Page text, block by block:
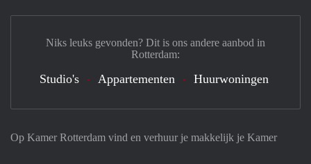
Op Kamer Rotterdam vind en verhuur je makkelijk je Kamer
Niks leuks gevonden? Dit is ons andere aanbod in
Rotterdam:
Studio's Appartementen Huurwoningen